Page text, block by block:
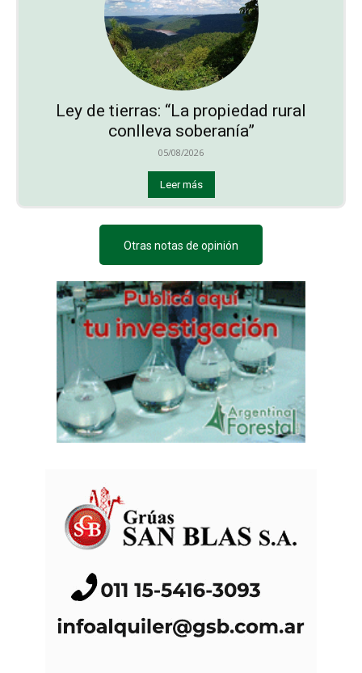
Ley de tierras: “La propiedad rural
conlleva soberanía”
05/08/2026
Leer más
Otras notas de opinión